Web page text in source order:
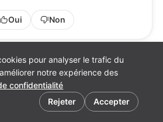
pour analyser le trafic du
notre expérience des
confidentialité
Rejeter
Accepter
Oui Non
Site Orus